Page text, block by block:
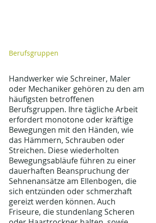
Berufsgruppen
Handwerker wie Schreiner, Maler
oder Mechaniker gehören zu den am
häufigsten betroffenen
Berufsgruppen. Ihre tägliche Arbeit
erfordert monotone oder kräftige
Bewegungen mit den Händen, wie
das Hämmern, Schrauben oder
Streichen. Diese wiederholten
Bewegungsabläufe führen zu einer
dauerhaften Beanspruchung der
Sehnenansätze am Ellenbogen, die
sich entzünden oder schmerzhaft
gereizt werden können. Auch
Friseure, die stundenlang Scheren